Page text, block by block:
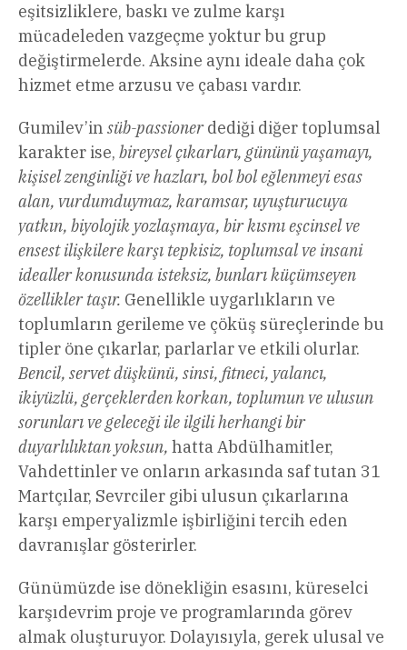
eşitsizliklere, baskı ve zulme karşı
mücadeleden vazgeçme yoktur bu grup
değiştirmelerde. Aksine aynı ideale daha çok
hizmet etme arzusu ve çabası vardır.
Gumilev’in süb-passionerdediği diğer toplumsal
karakter ise, bireysel çıkarları, gününü yaşamayı,
kişisel zenginliği ve hazları, bol bol eğlenmeyi esas
alan, vurdumduymaz, karamsar, uyuşturucuya
yatkın, biyolojik yozlaşmaya, bir kısmı eşcinsel ve
ensest ilişkilere karşı tepkisiz, toplumsal ve insani
idealler konusunda isteksiz, bunları küçümseyen
özellikler taşır. Genellikle uygarlıkların ve
toplumların gerileme ve çöküş süreçlerinde bu
tipler öne çıkarlar, parlarlar ve etkili olurlar.
Bencil, servet düşkünü, sinsi, fitneci, yalancı,
ikiyüzlü, gerçeklerden korkan, toplumun ve ulusun
sorunları ve geleceği ile ilgili herhangi bir
duyarlılıktan yoksun, hatta Abdülhamitler,
Vahdettinler ve onların arkasında saf tutan 31
Martçılar, Sevrciler gibi ulusun çıkarlarına
karşı emperyalizmle işbirliğini tercih eden
davranışlar gösterirler.
Günümüzde ise dönekliğin esasını, küreselci
karşıdevrim proje ve programlarında görev
almak oluşturuyor. Dolayısıyla, gerek ulusal ve